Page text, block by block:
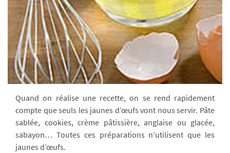
Quand on réalise une recette, on se rend rapidement
compte que seuls les jaunes d’œufs vont nous servir. Pâte
sablée, cookies, crème pâtissière, anglaise ou glacée,
sabayon… Toutes ces préparations n’utilisent que les
jaunes d’œufs.